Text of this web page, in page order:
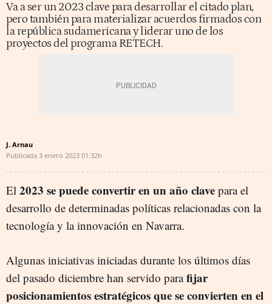
Va a ser un 2023 clave para desarrollar el citado plan,
pero también para materializar acuerdos firmados con
la república sudamericana y liderar uno de los
proyectos del programa RETECH.
J. Arnau
Publicada 3 enero 2023 01:32h
El 2023 se puede convertir en un año clave para el
desarrollo de determinadas políticas relacionadas con la
tecnología y la innovación en Navarra.
Algunas iniciativas iniciadas durante los últimos días
del pasado diciembre han servido parafijar
posicionamientos estratégicos que se convierten en el